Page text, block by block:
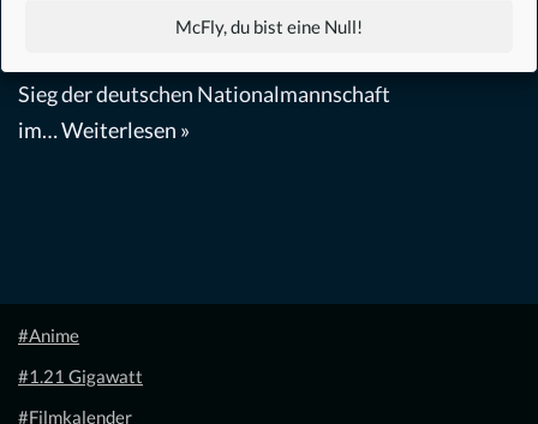
McFly, du bist eine Null!
wieder eine Gewichtung und Aussortierung statt. Da
Sieg der deutschen Nationalmannschaft
im…Weiterlesen »
#Anime
#1.21 Gigawatt
#Filmkalender